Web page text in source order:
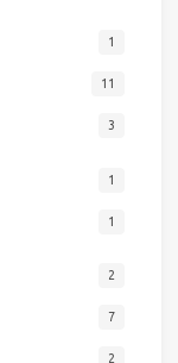
1
11
3
1
1
2
7
2